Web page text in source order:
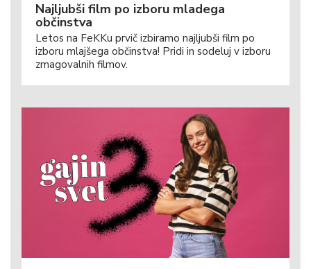
Najljubši film po izboru mladega
občinstva
Letos na FeKKu prvič izbiramo najljubši film po
izboru mlajšega občinstva! Pridi in sodeluj v izboru
zmagovalnih filmov.